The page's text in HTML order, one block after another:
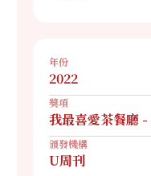
年份
2022
獎項
我最喜愛茶餐廳
頒發機構
U周刊